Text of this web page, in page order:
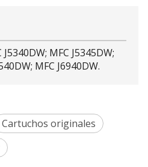
MFC J5345DW;
MFC J6940DW.
Cartuchos originales